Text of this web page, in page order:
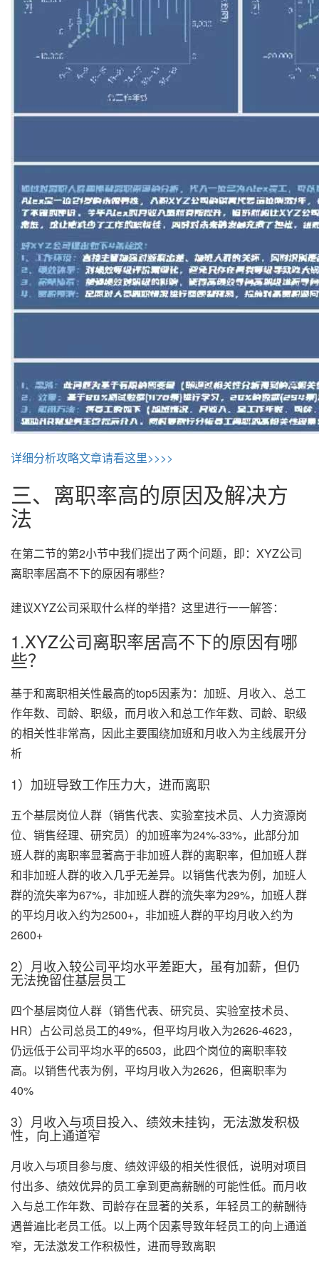
详细分析攻略文章请看这里>>>>
三、离职率高的原因及解决方
法
在第二节的第2小节中我们提出了两个问题，即：XYZ公司
离职率居高不下的原因有哪些？
建议XYZ公司采取什么样的举措？这里进行一一解答：
1.XYZ公司离职率居高不下的原因有哪
些？
基于和离职相关性最高的top5因素为：加班、月收入、总工
作年数、司龄、职级，而月收入和总工作年数、司龄、职级
的相关性非常高，因此主要围绕加班和月收入为主线展开分
析
1）加班导致工作压力大，进而离职
五个基层岗位人群（销售代表、实验室技术员、人力资源岗
位、销售经理、研究员）的加班率为24%-33%，此部分加
班人群的离职率显著高于非加班人群的离职率，但加班人群
和非加班人群的收入几乎无差异。以销售代表为例，加班人
群的流失率为67%，非加班人群的流失率为29%，加班人群
的平均月收入约为2500+，非加班人群的平均月收入约为
2600+
2）月收入较公司平均水平差距大，虽有加薪，但仍
无法挽留住基层员工
四个基层岗位人群（销售代表、研究员、实验室技术员、
HR）占公司总员工的49%，但平均月收入为2626-4623，
仍远低于公司平均水平的6503，此四个岗位的离职率较
高。以销售代表为例，平均月收入为2626，但离职率为
40%
3）月收入与项目投入、绩效未挂钩，无法激发积极
性，向上通道窄
月收入与项目参与度、绩效评级的相关性很低，说明对项目
付出多、绩效优异的员工拿到更高薪酬的可能性低。而月收
入与总工作年数、司龄存在显著的关系，年轻员工的薪酬待
遇普遍比老员工低。以上两个因素导致年轻员工的向上通道
窄，无法激发工作积极性，进而导致离职